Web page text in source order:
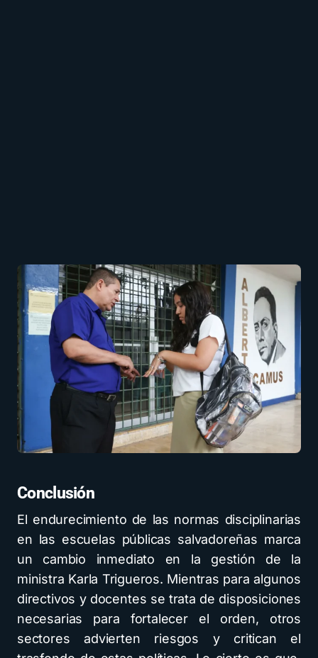
Conclusión
El endurecimiento de las normas disciplinarias
en las escuelas públicas salvadoreñas marca
un cambio inmediato en la gestión de la
ministra Karla Trigueros. Mientras para algunos
directivos y docentes se trata de disposiciones
necesarias para fortalecer el orden, otros
sectores advierten riesgos y critican el